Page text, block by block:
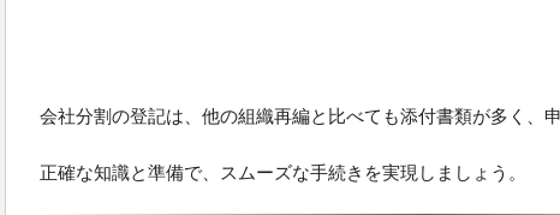
会社分割の登記は、他の組織再編と比べても添付書類が多く、
正確な知識と準備で、スムーズな手続きを実現しましょう。